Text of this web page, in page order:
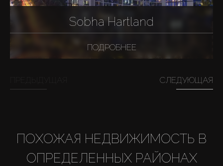
Sobha Hartland
ПОДРОБНЕЕ
СЛЕДУЮЩАЯ
ПОХОЖАЯ НЕДВИЖИМОСТЬ В
ОПРЕДЕЛЕННЫХ РАЙОНАХ